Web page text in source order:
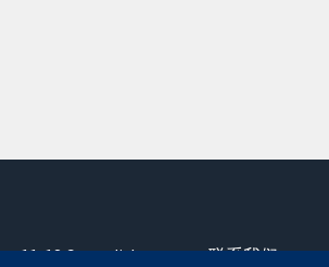
11-13 Cavendish
联系我们